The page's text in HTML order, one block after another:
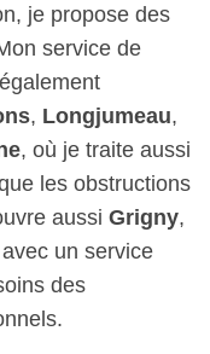
je propose des
service de
, Longjumeau,
, où je traite aussi
les obstructions
aussi Grigny,
un service
des